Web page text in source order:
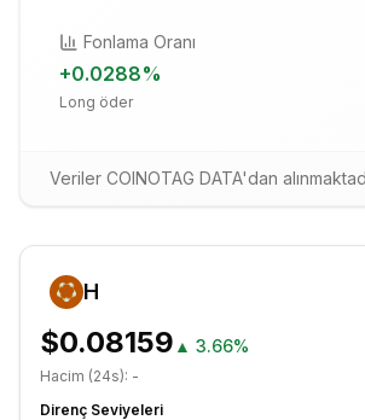
Fonlama Oranı
+0.0288%
Long öder
Veriler COINOTAG DATA'dan
H
$0.08159 ▲ 3.66%
Hacim (24s): -
Direnç Seviyeleri